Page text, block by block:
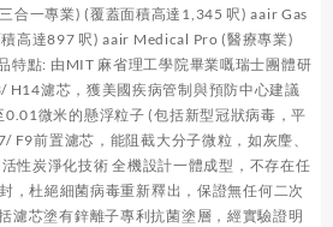
合一專業) (覆蓋面積高達1,345 呎) aair Gas
高達897 呎) aair Medical Pro (醫療專業)
特點: 由MIT 麻省理工學院畢業嘅瑞士團體研
H14濾芯，獲美國疾病管制與預防中心建議
微米的懸浮粒子 (包括新型冠狀病毒，平
F9前置濾芯，能阻截大分子微粒，如灰麈、
性炭淨化技術 全機設計一體成型，不存在任
，杜絕細菌病毒重新釋出，保證無任何二次
濾芯塗有鋅離子專利抗菌塗層，經實驗證明